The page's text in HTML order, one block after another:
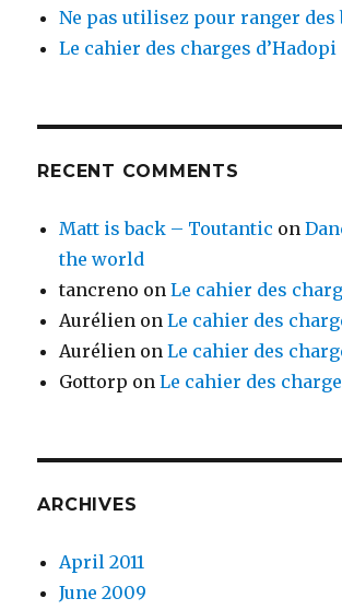
Ne pas utilisez pour ranger des
Le cahier des charges d’Hadopi
RECENT COMMENTS
Matt is back – Toutantic on
the world
tancreno onLe cahier des
Aurélien onLe cahier des
Aurélien onLe cahier des
Gottorp onLe cahier des
ARCHIVES
April 2011
June 2009